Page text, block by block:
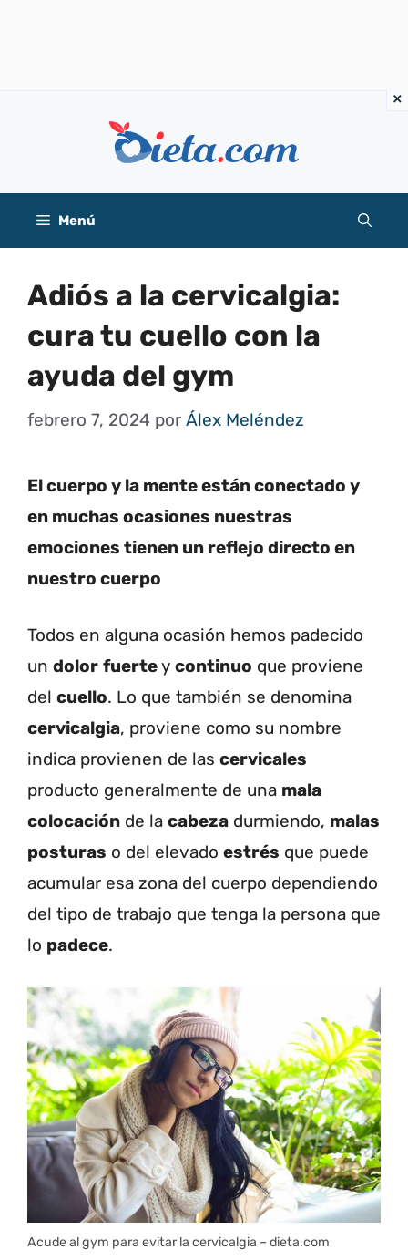
Menú
Adiós a la cervicalgia:
cura tu cuello con la
ayuda del gym
febrero 7, 2024 por Álex Meléndez
El cuerpo y la mente están conectado y
en muchas ocasiones nuestras
emociones tienen un reflejo directo en
nuestro cuerpo
Todos en alguna ocasión hemos padecido
un dolor fuertey continuo que proviene
del cuello. Lo que también se denomina
cervicalgia, proviene como su nombre
indica provienen de las cervicales
producto generalmente de una mala
colocación de la cabeza durmiendo, malas
posturas o del elevado estrés que puede
acumular esa zona del cuerpo dependiendo
del tipo de trabajo que tenga la persona que
lo padece.
Acude al gym para evitar la cervicalgia – dieta.com